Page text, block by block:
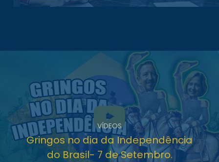
VÍDEOS
Gringos no dia da Independência
do Brasil- 7 de Setembro.